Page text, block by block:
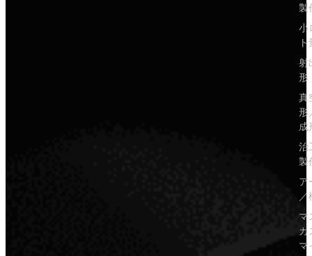
製
小
射
形
真
形
成
治
製
ア
／
マ
カ
マ